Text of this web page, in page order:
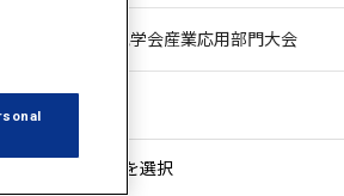
電気学会産業応用部門大会